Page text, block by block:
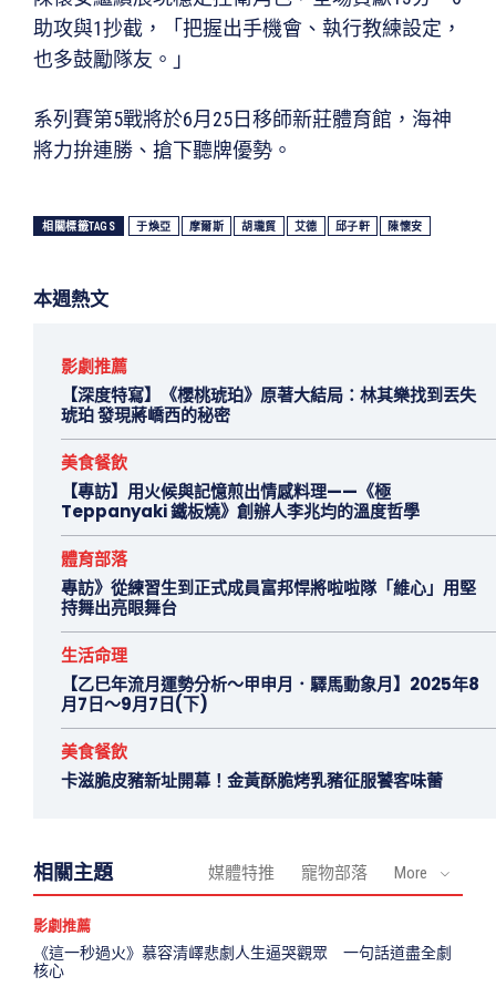
助攻與1抄截，「把握出手機會、執行教練設定，
也多鼓勵隊友。」
系列賽第5戰將於6月25日移師新莊體育館，海神
將力拚連勝、搶下聽牌優勢。
相關標籤TAGS 于煥亞 摩爾斯 胡瓏貿 艾德 邱子軒 陳懷安
本週熱文
影劇推薦
【深度特寫】《櫻桃琥珀》原著大結局：林其樂找到丟失
琥珀 發現蔣嶠西的秘密
美食餐飲
【專訪】用火候與記憶煎出情感料理——《極
Teppanyaki 鐵板燒》創辦人李兆均的溫度哲學
體育部落
專訪》從練習生到正式成員富邦悍將啦啦隊「維心」用堅
持舞出亮眼舞台
生活命理
【乙巳年流月運勢分析～甲申月．驛馬動象月】2025年8
月7日～9月7日(下)
美食餐飲
卡滋脆皮豬新址開幕！金黃酥脆烤乳豬征服饕客味蕾
相關主題 媒體特推 寵物部落 More
影劇推薦
《這一秒過火》慕容清嶧悲劇人生逼哭觀眾 一句話道盡全劇
核心